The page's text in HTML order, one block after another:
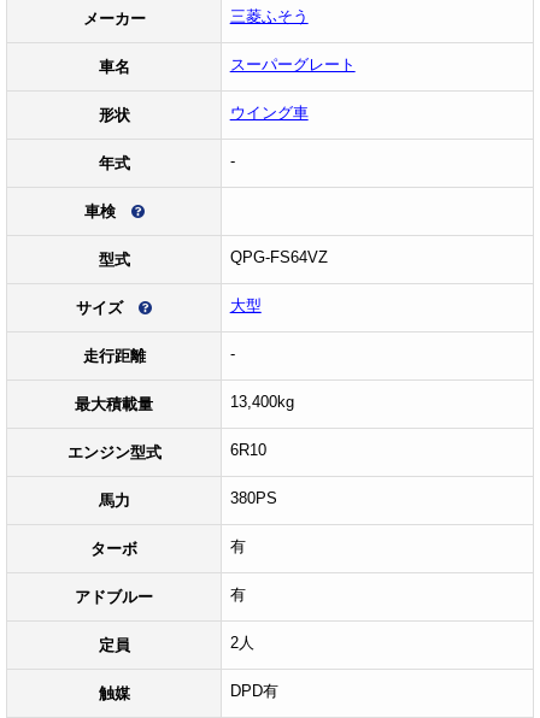
メーカー 三菱ふそう
車名 スーパーグレート
形状 ウイング車
年式 -
車検
型式 QPG-FS64VZ
サイズ 大型
走行距離 -
最大積載量 13,400kg
エンジン型式 6R10
馬力 380PS
ターボ 有
アドブルー 有
定員 2人
触媒 DPD有